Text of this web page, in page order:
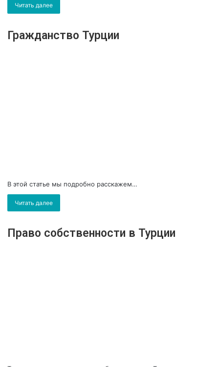
Читать далее
Гражданство Турции
В этой статье мы подробно расскажем…
Читать далее
Право собственности в Турции